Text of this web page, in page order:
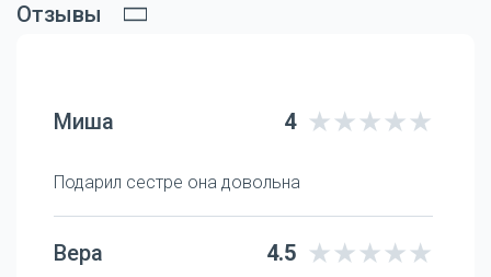
Отзывы
Миша 4
Подарил сестре она довольна
Вера 4.5